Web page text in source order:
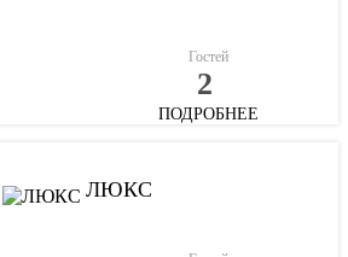
Гостей
2
ПОДРОБНЕЕ
ЛЮКС